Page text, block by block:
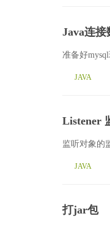
Java连接
准备好
JAVA
Listener
监听对象的
JAVA
打jar包